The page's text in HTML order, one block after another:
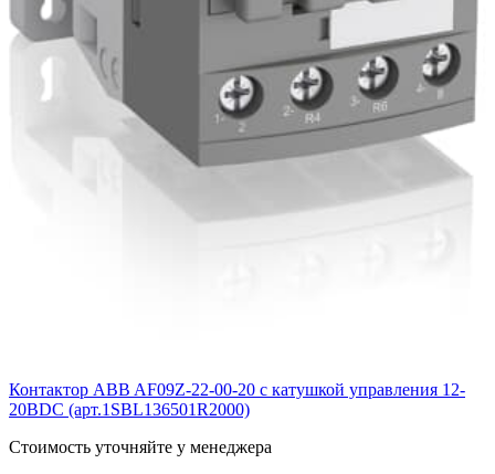
Контактор ABB AF09Z-22-00-20 с катушкой управления 12-
20BDC (арт.1SBL136501R2000)
Cтоимость уточняйте у менеджера